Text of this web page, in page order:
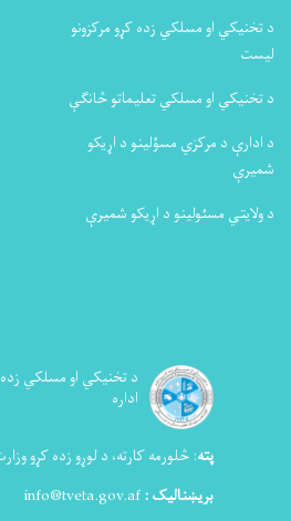
د تخنیکي او مسلکي زده کړو مرکزونو
لیست
د تخنیکي او مسلکي تعلیماتو څانګې
د ادارې د مرکزي مسؤلینو د اړیکو
شمیرې
د ولایتي مسئولینو د اړیکو شمیرې
د تخنيکي او مسلکي
اداره
پته: څلورمه کارته، د لوړو زده کړو
بریښنالیک : info@tveta.gov.af